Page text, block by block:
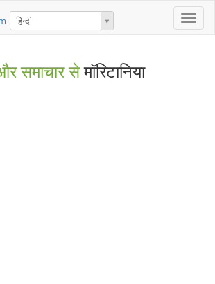
Toggle
हिन्दी
समाचार सेमॉरिटानिया